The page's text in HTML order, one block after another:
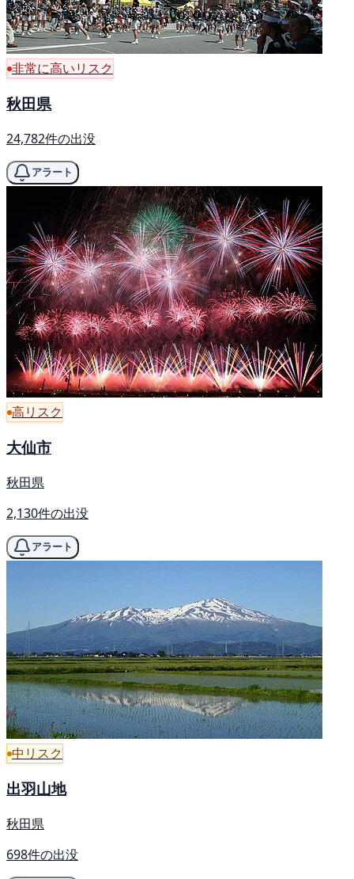
非常に高いリスク
秋田県
24,782件の出没
アラート
高リスク
大仙市
秋田県
2,130件の出没
アラート
中リスク
出羽山地
秋田県
698件の出没